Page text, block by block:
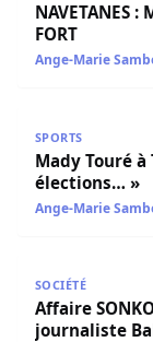
NAVETANES :
FORT
Ange-Marie
SPORTS
Mady Touré à
élections… »
Ange-Marie
SOCIÉTÉ
Affaire
journaliste